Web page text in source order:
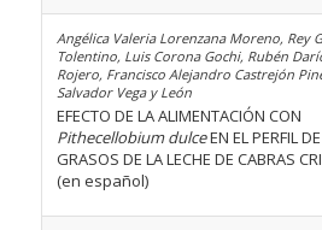
Angélica Valeria Lorenzana Moreno, Rey
Tolentino, Luis Corona Gochi, Rubén
Rojero, Francisco Alejandro Castrejón
Salvador Vega y León
EFECTO DE LA ALIMENTACIÓN CON
Pithecellobium dulceEN EL PERFIL
GRASOS DE LA LECHE DE CABRAS
(en español)